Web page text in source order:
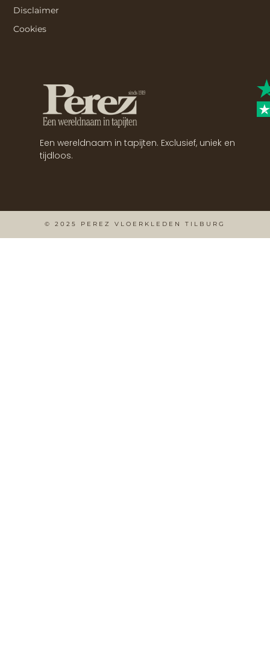
Een wereldnaam in tapijten. Exclusief, uniek en
tijdloos.
Disclaimer
Cookies
© 2025 PEREZ VLOERKLEDEN TILBURG